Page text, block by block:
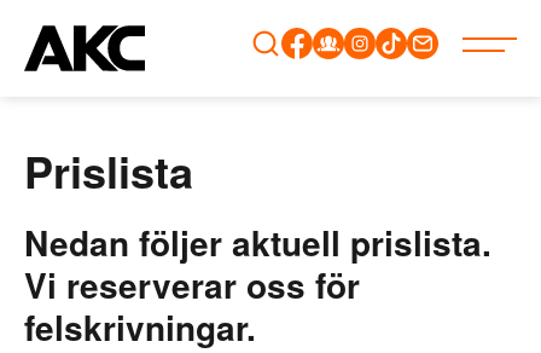
Gå
Prislista
Nedan följer aktuell prislista.
Vi reserverar oss för
felskrivningar.